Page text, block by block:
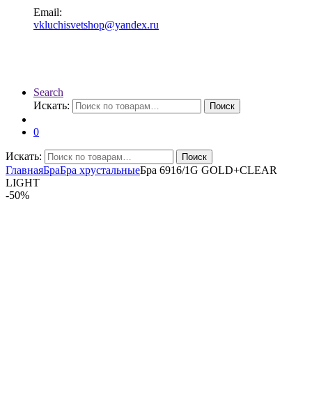
Email:
vkluchisvetshop@yandex.ru
Search
Искать:
Поиск
0
Искать: Поиск
ГлавнаяБраБра хрустальныеБра 6916/1G GOLD+CLEAR
LIGHT
-50%